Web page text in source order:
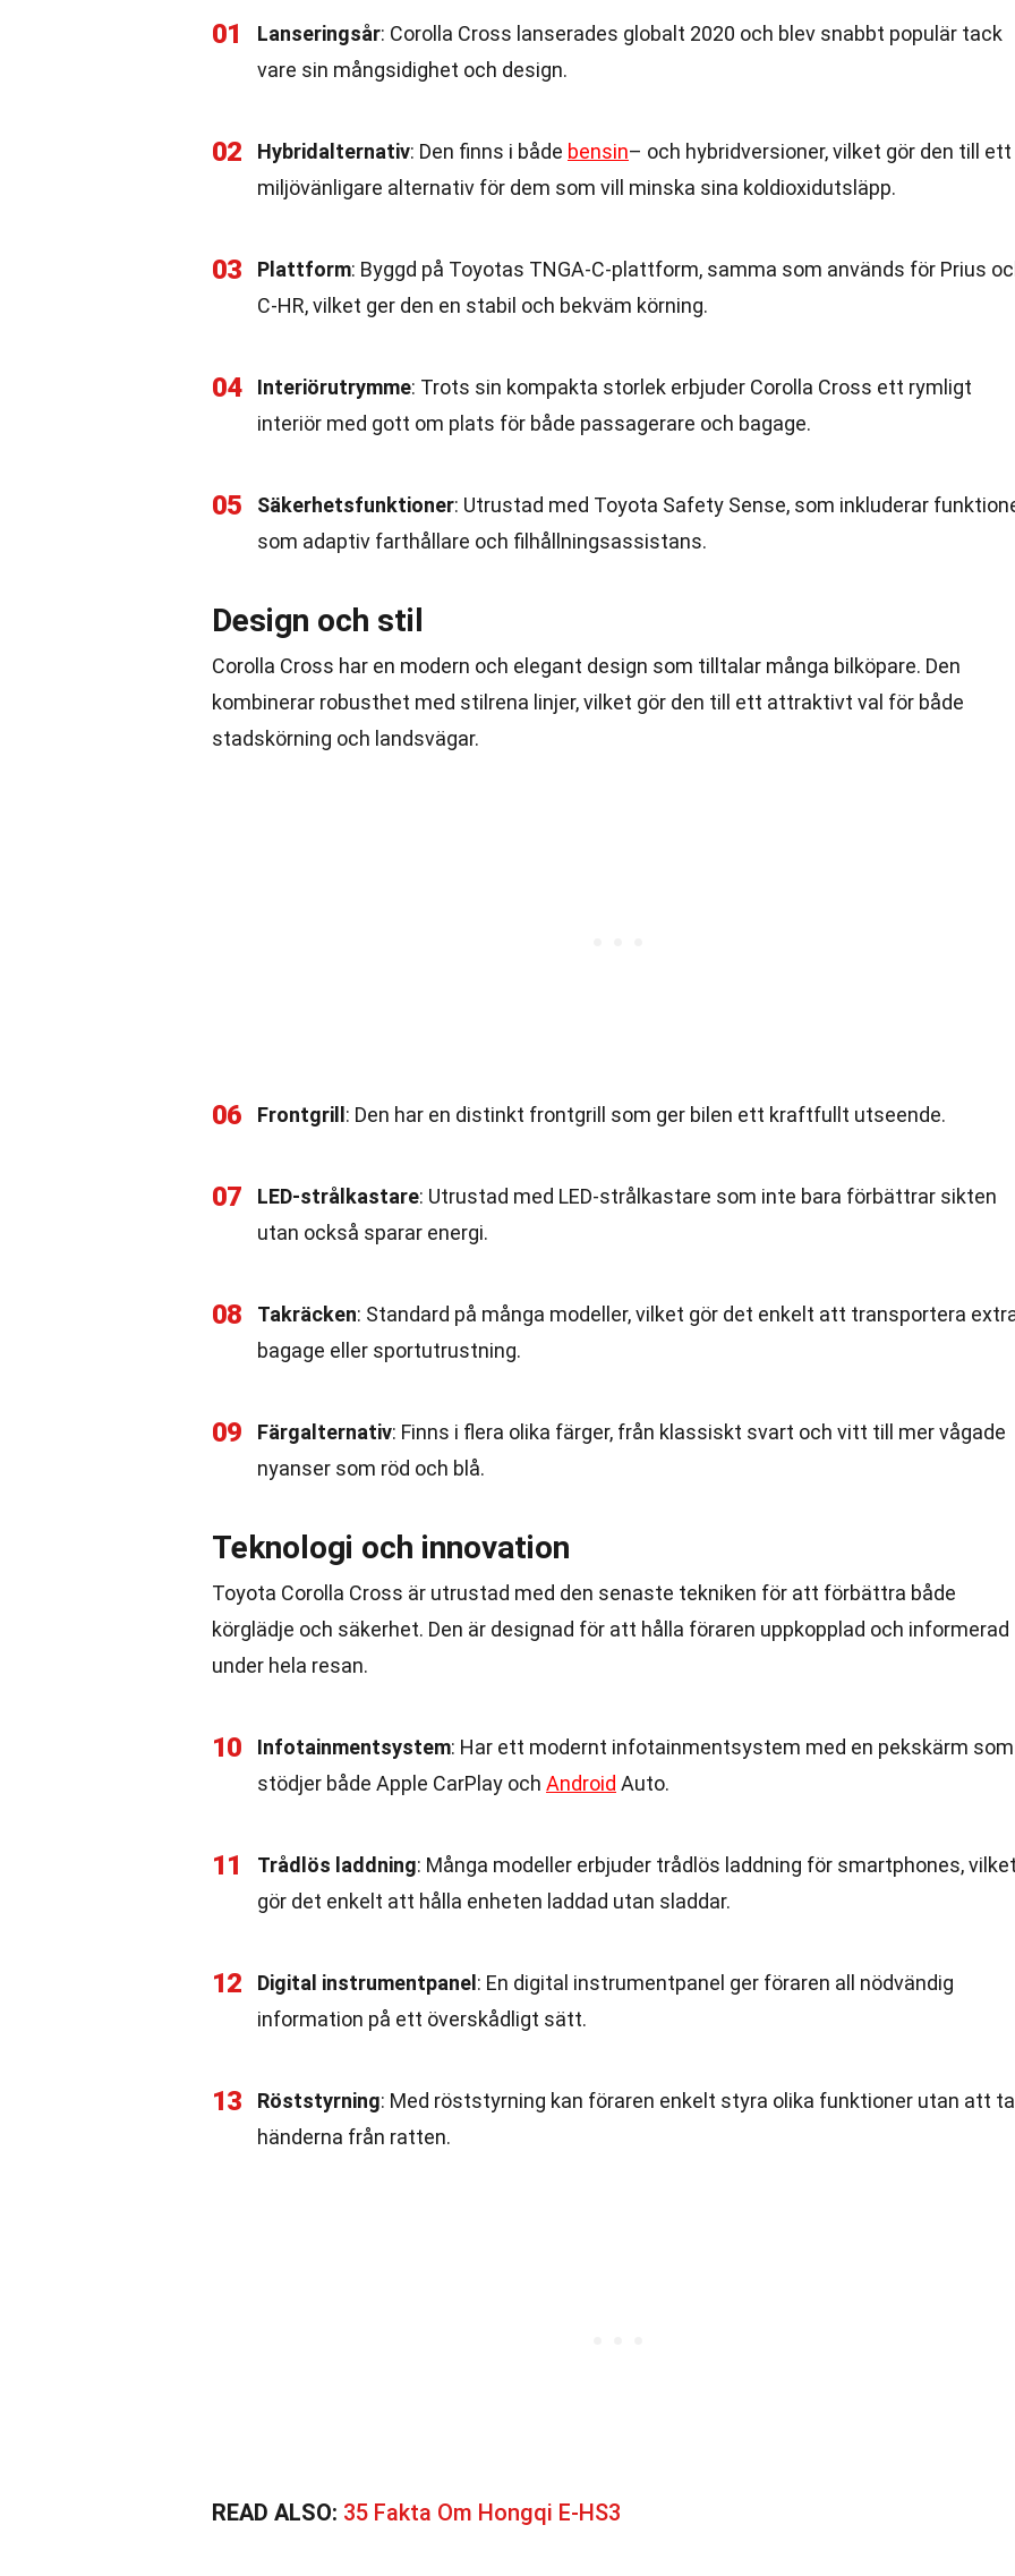
01 Lanseringsår: Corolla Cross lanserades globalt 2020 och blev snabbt populär tack
vare sin mångsidighet och design.
02 Hybridalternativ: Den finns i både bensin– och hybridversioner, vilket gör den till ett
miljövänligare alternativ för dem som vill minska sina koldioxidutsläpp.
03 Plattform: Byggd på Toyotas TNGA-C-plattform, samma som används för Prius
C-HR, vilket ger den en stabil och bekväm körning.
04 Interiörutrymme: Trots sin kompakta storlek erbjuder Corolla Cross ett rymligt
interiör med gott om plats för både passagerare och bagage.
05 Säkerhetsfunktioner: Utrustad med Toyota Safety Sense, som inkluderar
som adaptiv farthållare och filhållningsassistans.
Design och stil
Corolla Cross har en modern och elegant design som tilltalar många bilköpare. Den
kombinerar robusthet med stilrena linjer, vilket gör den till ett attraktivt val för både
stadskörning och landsvägar.
06 Frontgrill : Den har en distinkt frontgrill som ger bilen ett kraftfullt utseende.
07 LED-strålkastare: Utrustad med LED-strålkastare som inte bara förbättrar sikten
utan också sparar energi.
08 Takräcken: Standard på många modeller, vilket gör det enkelt att transportera
bagage eller sportutrustning.
09 Färgalternativ: Finns i flera olika färger, från klassiskt svart och vitt till mer vågade
nyanser som röd och blå.
Teknologi och innovation
Toyota Corolla Cross är utrustad med den senaste tekniken för att förbättra både
körglädje och säkerhet. Den är designad för att hålla föraren uppkopplad och informerad
under hela resan.
10 Infotainmentsystem: Har ett modernt infotainmentsystem med en pekskärm som
stödjer både Apple CarPlay och Android Auto.
11 Trådlös laddning: Många modeller erbjuder trådlös laddning för smartphones, vilket
gör det enkelt att hålla enheten laddad utan sladdar.
12 Digital instrumentpanel : En digital instrumentpanel ger föraren all nödvändig
information på ett överskådligt sätt.
13 Röststyrning: Med röststyrning kan föraren enkelt styra olika funktioner utan att ta
händerna från ratten.
READ ALSO: 35 Fakta Om Hongqi E-HS3